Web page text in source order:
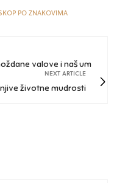
PO ZNAKOVIMA
valove i naš um
NEXT ARTICLE
životne mudrosti